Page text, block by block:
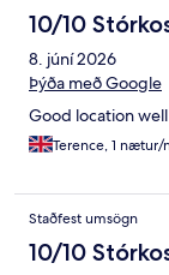
10/10
8. júní 2026
Þýða með Google
Good location
Terence, 1 nætur/
Staðfest umsögn
10/10